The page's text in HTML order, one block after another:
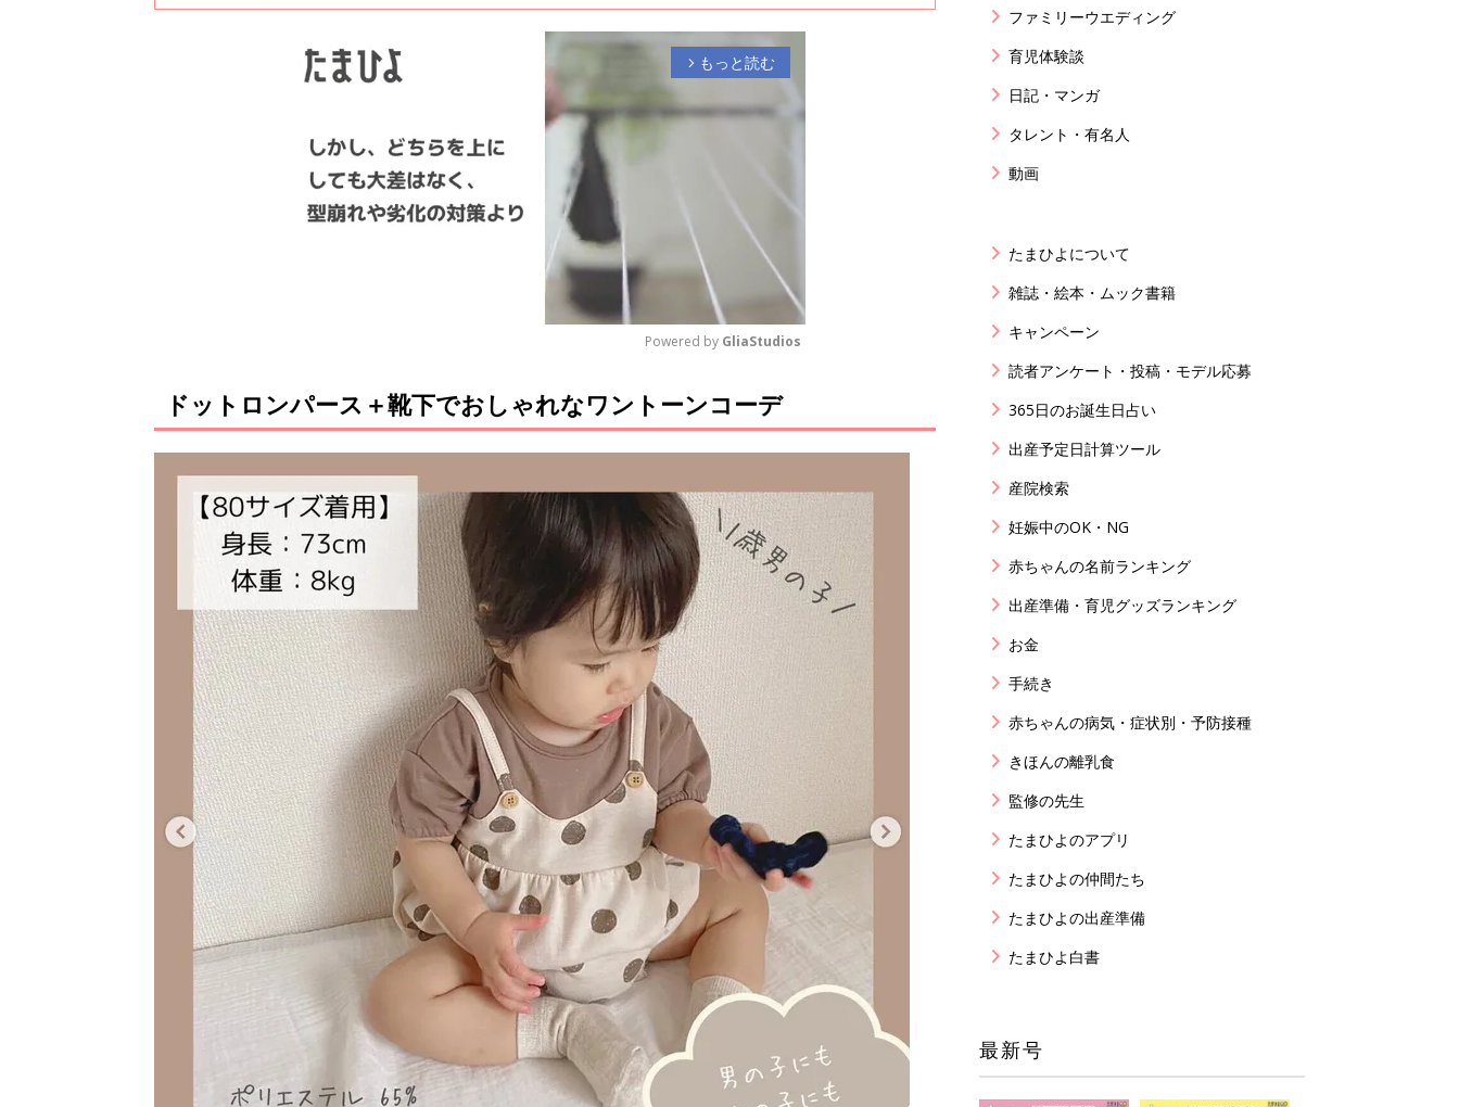
arrow_forward_ios もっと読む
M
u
e
Powered by GliaStudios
ドットロンパース＋靴下でおしゃれなワントーンコーデ
ファミリーウエディング
育児体験談
日記・マンガ
タレント・有名人
動画
たまひよについて
雑誌・絵本・ムック書籍
キャンペーン
読者アンケート・投稿・モデル応募
365日のお誕生日占い
出産予定日計算ツール
産院検索
妊娠中のOK・NG
赤ちゃんの名前ランキング
出産準備・育児グッズランキング
お金
手続き
赤ちゃんの病気・症状別・予防接種
きほんの離乳食
監修の先生
たまひよのアプリ
たまひよの仲間たち
たまひよの出産準備
たまひよ白書
最新号